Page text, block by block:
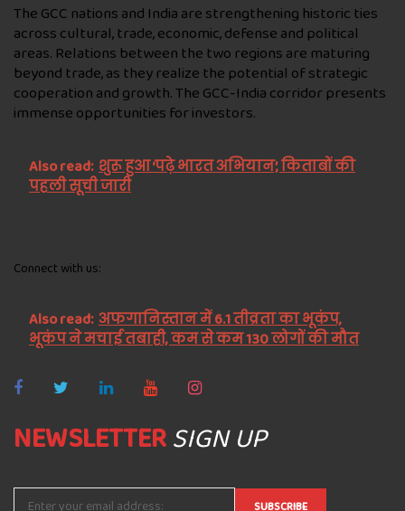
The GCC nations and India are strengthening historic ties
across cultural, trade, economic, defense and political
areas. Relations between the two regions are maturing
beyond trade, as they realize the potential of strategic
cooperation and growth. The GCC-India corridor presents
immense opportunities for investors.
Also read: शुरू हुआ ‘पढ़े भारत अभियान’, किताबों की
पहली सूची जारी
Connect with us:
Also read: अफगानिस्तान में 6.1 तीव्रता का भूकंप,
भूकंप ने मचाई तबाही, कम से कम 130 लोगों की मौत
NEWSLETTERSIGN UP